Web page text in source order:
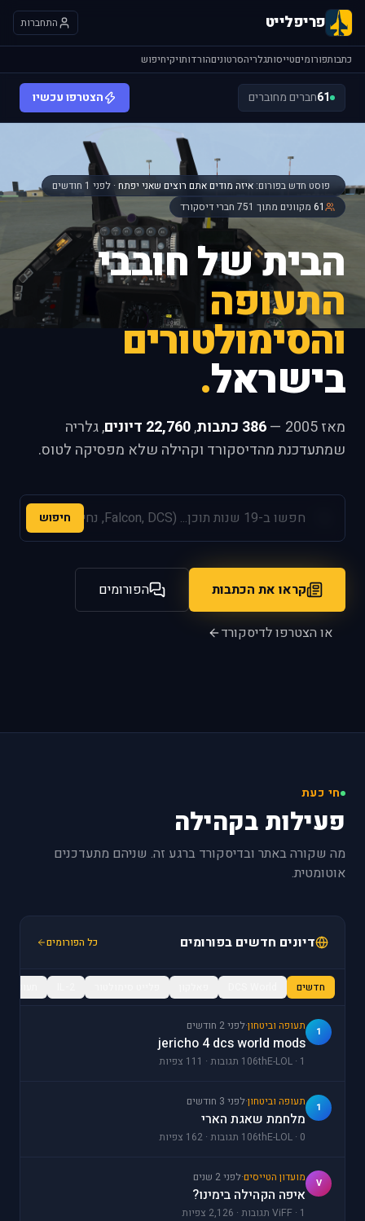
פריפלייט התחברות
כתבותפורומיםטייסותגלריהסרטוניםהורדותויקיחיפוש
61חברים מחוברים הצטרפו עכשיו
פוסט חדש בפורום:איזה מודים אתם רוצים שאני יפתח · לפני 1 חודשים
61 מקוונים מתוך 751 חברי דיסקורד
הבית של חובבי
התעופה
והסימולטורים
בישראל.
מאז 2005 — 386 כתבות ,22,760 דיונים
, גלריה
שמתעדכנת מהדיסקורד וקהילה שלא מפסיקה לטוס.
חיפוש
קראו את הכתבות הפורומים
או הצטרפו לדיסקורד
חי כעת
פעילות בקהילה
מה שקורה באתר ובדיסקורד ברגע זה. שניהם מתעדכנים
אוטומטית.
דיונים חדשים בפורומים כל הפורומים
חדשים
1 תעופה וביטחון·לפני 2 חודשים
jericho 4 dcs world mods
106thE-LOL · 1 תגובות · 111 צפיות
1 תעופה וביטחון·לפני 3 חודשים
מלחמת שאגת הארי
106thE-LOL · 0 תגובות · 162 צפיות
V מועדון הטייסים·לפני 2 שנים
איפה הקהילה בימינו?
ViFF · 1 תגובות · 2,126 צפיות